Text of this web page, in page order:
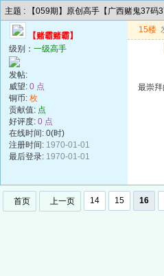
主题 : 【059期】原创高手【广西赌鬼37码
【赌霸赌霸】
级别： 一级高手
发帖:
威望: 0 点
铜币: 枚
贡献值: 点
好评度: 0 点
在线时间: 0(时)
注册时间: 1970-01-01
最后登录: 1970-01-01
15楼
最崇
首页 上一页 14 15 16